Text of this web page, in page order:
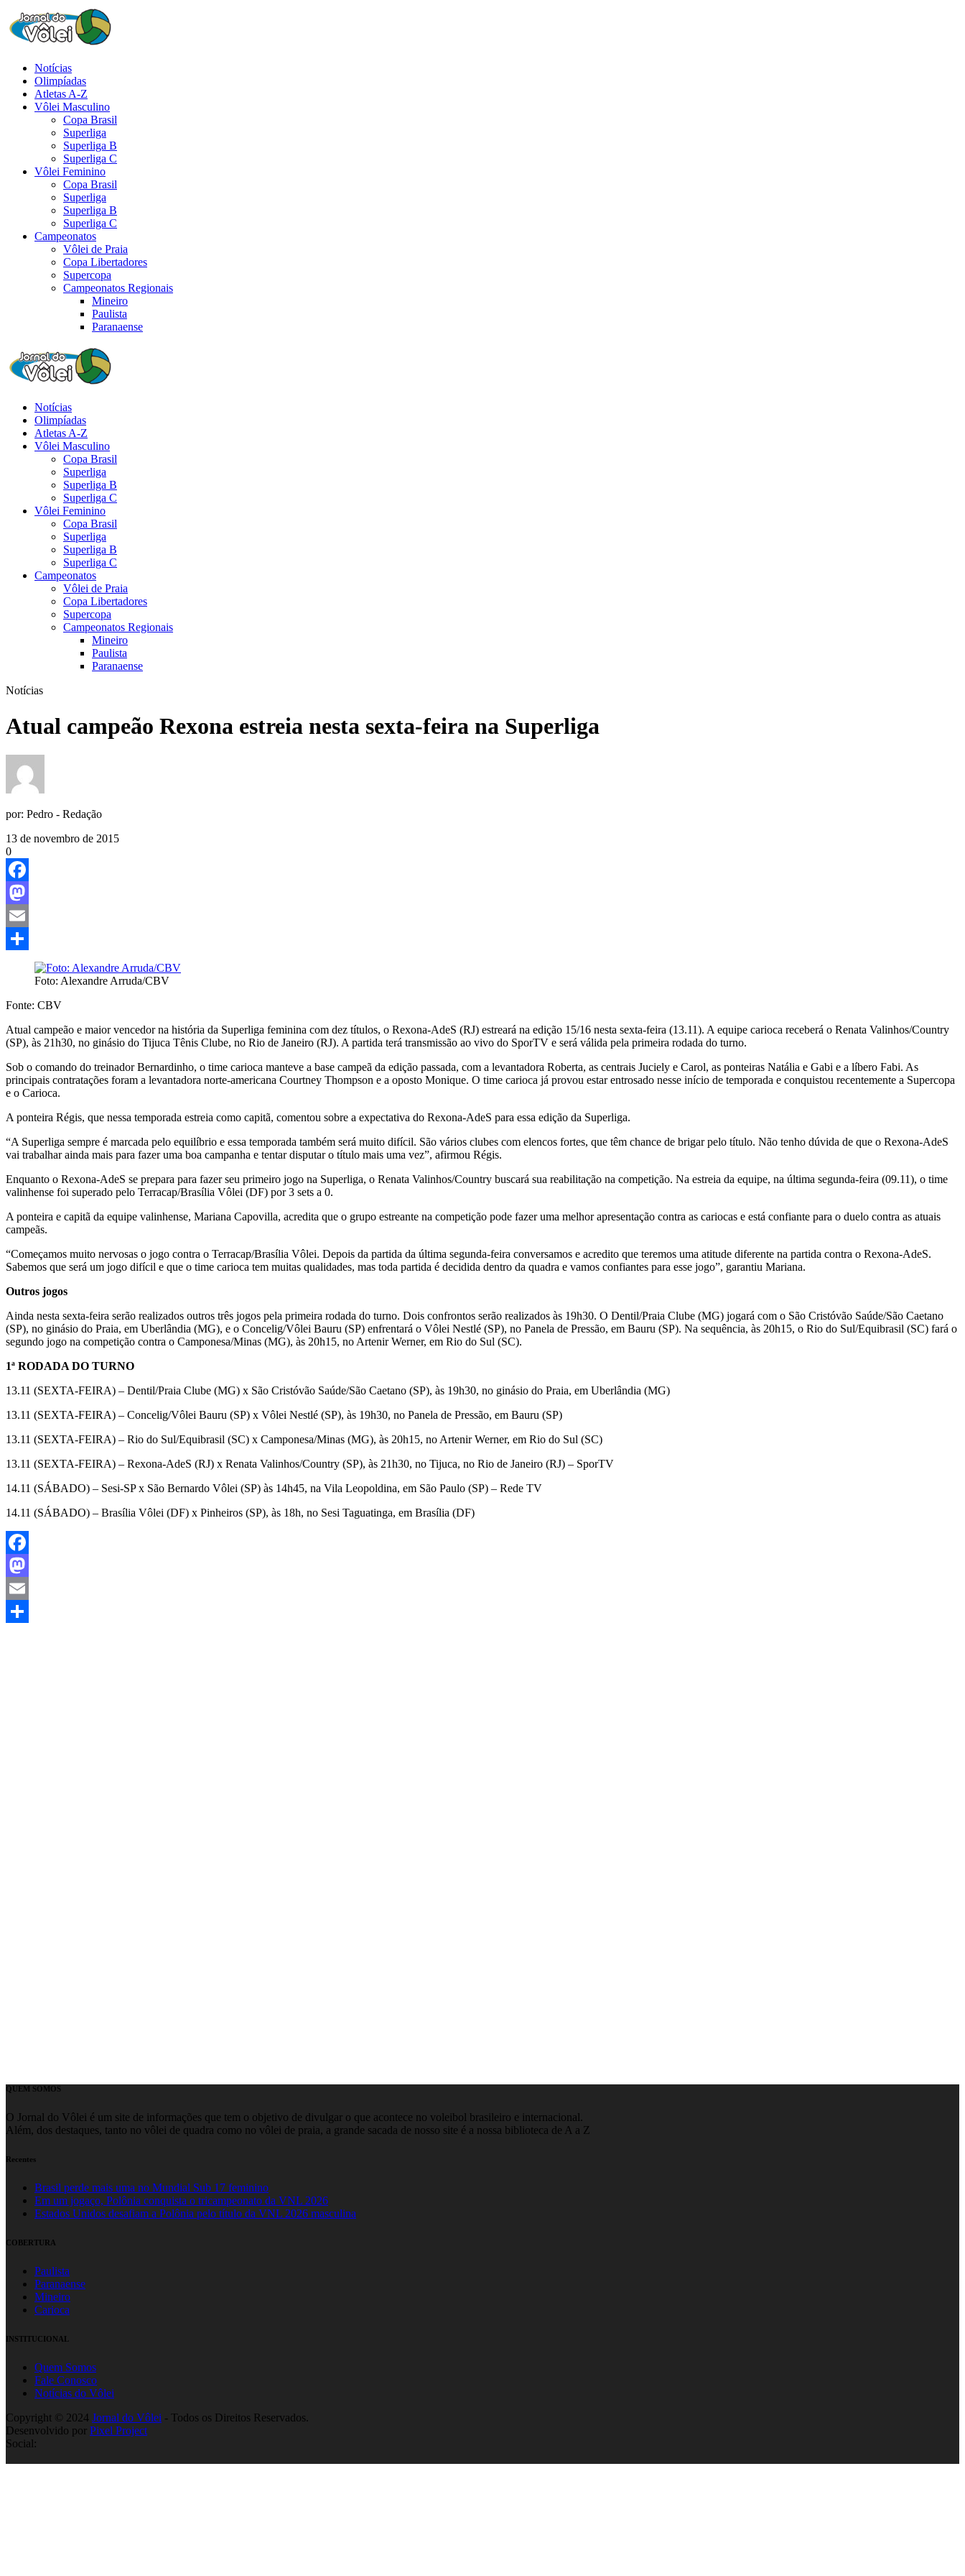
Notícias
Olimpíadas
Atletas A-Z
Vôlei Masculino
Copa Brasil
Superliga
Superliga B
Superliga C
Vôlei Feminino
Copa Brasil
Superliga
Superliga B
Superliga C
Campeonatos
Vôlei de Praia
Copa Libertadores
Supercopa
Campeonatos Regionais
Mineiro
Paulista
Paranaense
Notícias
Olimpíadas
Atletas A-Z
Vôlei Masculino
Copa Brasil
Superliga
Superliga B
Superliga C
Vôlei Feminino
Copa Brasil
Superliga
Superliga B
Superliga C
Campeonatos
Vôlei de Praia
Copa Libertadores
Supercopa
Campeonatos Regionais
Mineiro
Paulista
Paranaense
Notícias
Atual campeão Rexona estreia nesta sexta-feira na Superliga
por: Pedro - Redação
13 de novembro de 2015
0
Facebook
Mastodon
Email
Foto: Alexandre Arruda/CBV
Fonte: CBV
Atual campeão e maior vencedor na história da Superliga feminina com dez títulos, o Rexona-AdeS (RJ) estreará na edição 15/16 nesta sexta-feira (13.11). A equipe carioca receberá o Renata Valinhos/Country
(SP), às 21h30, no ginásio do Tijuca Tênis Clube, no Rio de Janeiro (RJ). A partida terá transmissão ao vivo do SporTV e será válida pela primeira rodada do turno.
Sob o comando do treinador Bernardinho, o time carioca manteve a base campeã da edição passada, com a levantadora Roberta, as centrais Juciely e Carol, as ponteiras Natália e Gabi e a líbero Fabi. As
principais contratações foram a levantadora norte-americana Courtney Thompson e a oposto Monique. O time carioca já provou estar entrosado nesse início de temporada e conquistou recentemente a Supercopa
e o Carioca.
A ponteira Régis, que nessa temporada estreia como capitã, comentou sobre a expectativa do Rexona-AdeS para essa edição da Superliga.
“A Superliga sempre é marcada pelo equilíbrio e essa temporada também será muito difícil. São vários clubes com elencos fortes, que têm chance de brigar pelo título. Não tenho dúvida de que o Rexona-AdeS
vai trabalhar ainda mais para fazer uma boa campanha e tentar disputar o título mais uma vez”, afirmou Régis.
Enquanto o Rexona-AdeS se prepara para fazer seu primeiro jogo na Superliga, o Renata Valinhos/Country buscará sua reabilitação na competição. Na estreia da equipe, na última segunda-feira (09.11), o time
valinhense foi superado pelo Terracap/Brasília Vôlei (DF) por 3 sets a 0.
A ponteira e capitã da equipe valinhense, Mariana Capovilla, acredita que o grupo estreante na competição pode fazer uma melhor apresentação contra as cariocas e está confiante para o duelo contra as atuais
campeãs.
“Começamos muito nervosas o jogo contra o Terracap/Brasília Vôlei. Depois da partida da última segunda-feira conversamos e acredito que teremos uma atitude diferente na partida contra o Rexona-AdeS.
Sabemos que será um jogo difícil e que o time carioca tem muitas qualidades, mas toda partida é decidida dentro da quadra e vamos confiantes para esse jogo”, garantiu Mariana.
Outros jogos
Ainda nesta sexta-feira serão realizados outros três jogos pela primeira rodada do turno. Dois confrontos serão realizados às 19h30. O Dentil/Praia Clube (MG) jogará com o São Cristóvão Saúde/São Caetano
(SP), no ginásio do Praia, em Uberlândia (MG), e o Concelig/Vôlei Bauru (SP) enfrentará o Vôlei Nestlé (SP), no Panela de Pressão, em Bauru (SP). Na sequência, às 20h15, o Rio do Sul/Equibrasil (SC) fará o
segundo jogo na competição contra o Camponesa/Minas (MG), às 20h15, no Artenir Werner, em Rio do Sul (SC).
1ª RODADA DO TURNO
13.11 (SEXTA-FEIRA) – Dentil/Praia Clube (MG) x São Cristóvão Saúde/São Caetano (SP), às 19h30, no ginásio do Praia, em Uberlândia (MG)
13.11 (SEXTA-FEIRA) – Concelig/Vôlei Bauru (SP) x Vôlei Nestlé (SP), às 19h30, no Panela de Pressão, em Bauru (SP)
13.11 (SEXTA-FEIRA) – Rio do Sul/Equibrasil (SC) x Camponesa/Minas (MG), às 20h15, no Artenir Werner, em Rio do Sul (SC)
13.11 (SEXTA-FEIRA) – Rexona-AdeS (RJ) x Renata Valinhos/Country (SP), às 21h30, no Tijuca, no Rio de Janeiro (RJ) – SporTV
14.11 (SÁBADO) – Sesi-SP x São Bernardo Vôlei (SP) às 14h45, na Vila Leopoldina, em São Paulo (SP) – Rede TV
14.11 (SÁBADO) – Brasília Vôlei (DF) x Pinheiros (SP), às 18h, no Sesi Taguatinga, em Brasília (DF)
Facebook
Mastodon
Email
QUEM SOMOS
O Jornal do Vôlei é um site de informações que tem o objetivo de divulgar o que acontece no voleibol brasileiro e internacional.
Além, dos destaques, tanto no vôlei de quadra como no vôlei de praia, a grande sacada de nosso site é a nossa biblioteca de A a Z
Recentes
Brasil perde mais uma no Mundial Sub 17 feminino
Em um jogaço, Polônia conquista o tricampeonato da VNL 2026
Estados Unidos desafiam a Polônia pelo título da VNL 2026 masculina
COBERTURA
Paulista
Paranaense
Mineiro
Carioca
INSTITUCIONAL
Quem Somos
Fale Conosco
Notícias do Vôlei
Copyright © 2024 Jornal do Vôlei - Todos os Direitos Reservados.
Desenvolvido por Pixel Project
Social: